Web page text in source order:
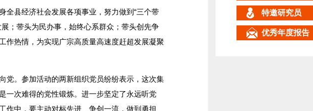
县经济社会发展各项事业，努力做到“三个带
；带头为民办事，始终心系群众；带头创先争
作热情，为实现广宗高质量高速度赶超发展凝聚
。参加活动的两新组织党员纷纷表示，这次集
一次难得的党性锻炼。进一步坚定了永远听党
作中，要主动对标先进、争创一流，做到勇担
特邀研究员
优秀年度报告